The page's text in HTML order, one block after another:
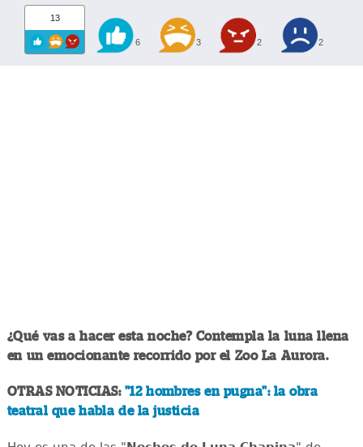
13
6 3 2 2
¿Qué vas a hacer esta noche? Contempla la luna llena
en un emocionante recorrido por el Zoo La Aurora.
OTRAS NOTICIAS: "12 hombres en pugna": la obra
teatral que habla de la justicia